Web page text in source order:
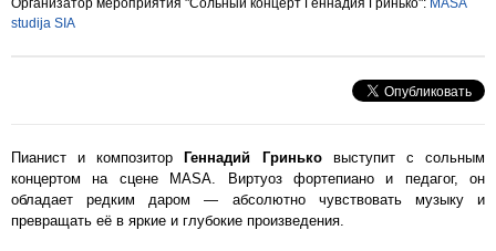
Организатор мероприятия "Сольный концерт Геннадия Гринько": MASA
studija SIA
Пианист и композитор Геннадий Гриньковыступит с сольным
концертом на сцене MASA. Виртуоз фортепиано и педагог, он
обладает редким даром — абсолютно чувствовать музыку и
превращать её в яркие и глубокие произведения.